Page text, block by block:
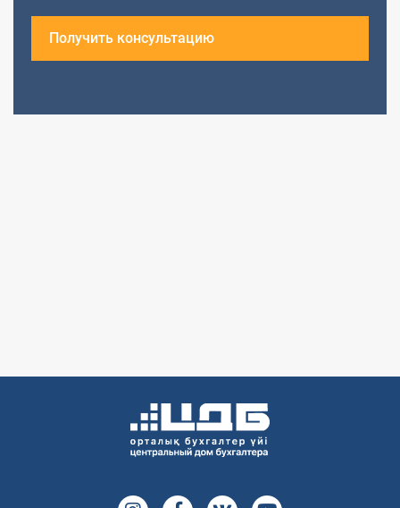
Получить консультацию